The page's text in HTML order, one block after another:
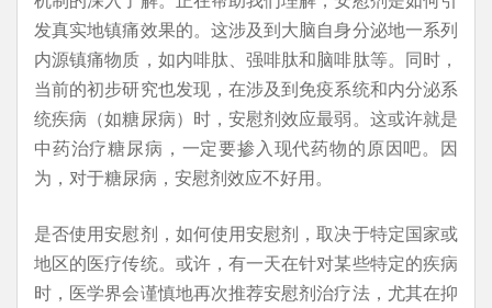
发真实地镇痛效果的。这涉及到大脑自身分泌地一系列
内源镇痛物质，如内啡肽、强啡肽和脑啡肽等。同时，
当前的初步研究也发现，在涉及到免疫系统和内分泌系
统疾病（如糖尿病）时，安慰剂效应最弱。这或许就是
中药治疗糖尿病，一定要掺入现代药物的原因吧。因
为，对于糖尿病，安慰剂效应不好用。
是否使用安慰剂，如何使用安慰剂，取决于特定国家或
地区的医疗传统。或许，有一天在针对某些特定的疾病
时，医学界会谨慎地再次推荐安慰剂治疗法，尤其在抑